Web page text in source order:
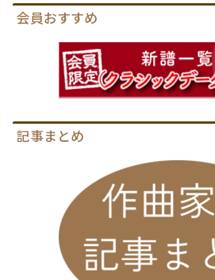
会員おすすめ
記事まとめ